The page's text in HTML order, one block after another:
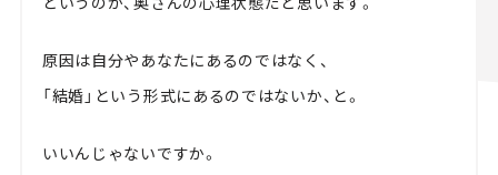
原因は自分やあなたにあるのではなく、
「結婚」という形式にあるのではないか、と。
いいんじゃないですか。